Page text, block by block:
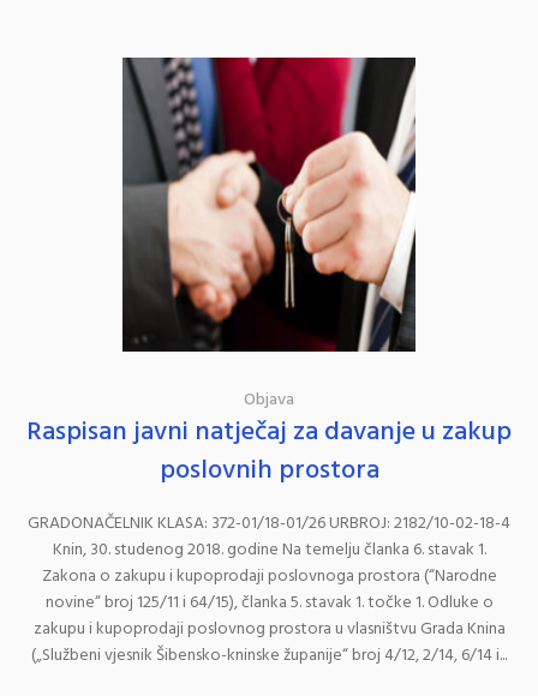
Objava
Raspisan javni natječaj za davanje u zakup
poslovnih prostora
GRADONAČELNIK KLASA: ­­­372-01/18-01/26 URBROJ: 2182/10-02-18-4
Knin, 30. studenog 2018. godine Na temelju članka 6. stavak 1.
Zakona o zakupu i kupoprodaji poslovnoga prostora (“Narodne
novine“ broj 125/11 i 64/15), članka 5. stavak 1. točke 1. Odluke o
zakupu i kupoprodaji poslovnog prostora u vlasništvu Grada Knina
(„Službeni vjesnik Šibensko-kninske županije“ broj 4/12, 2/14, 6/14 i...